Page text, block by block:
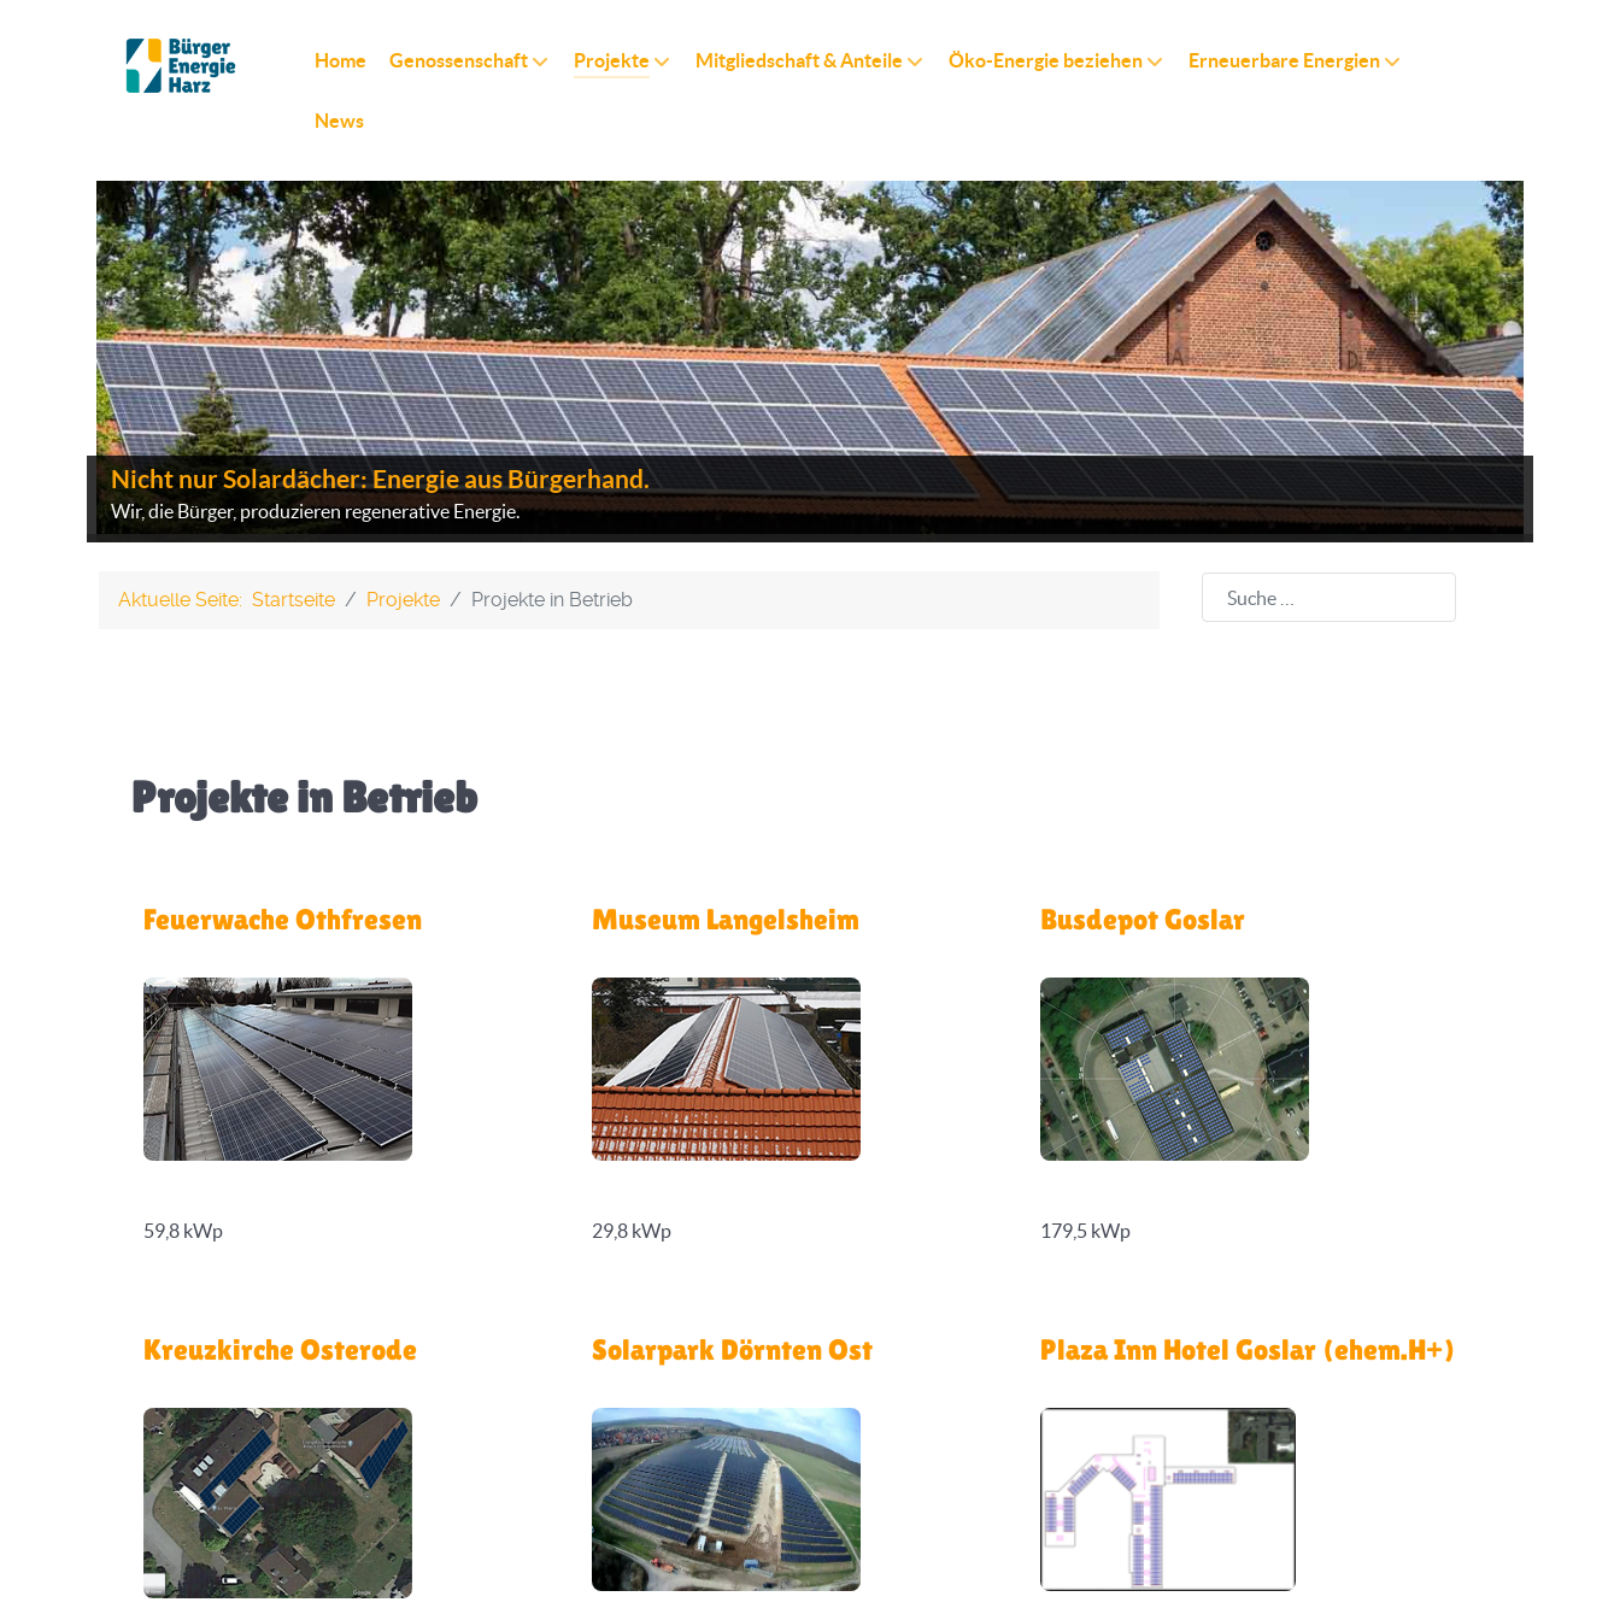
Home Genossenschaft Projekte Mitgliedschaft & Anteile Öko-Energie beziehen Erneuerbare Energien
News
Nicht nur Solardächer: Energie aus Bürgerhand.
Wir, die Bürger, produzieren regenerative Energie.
Aktuelle Seite: Startseite Projekte Projekte in Betrieb Suchen
Projekte in Betrieb
Feuerwache Othfresen
59,8 kWp
Museum Langelsheim
29,8 kWp
Busdepot Goslar
179,5 kWp
Kreuzkirche Osterode Solarpark Dörnten Ost Plaza Inn Hotel Goslar (ehem.H+)